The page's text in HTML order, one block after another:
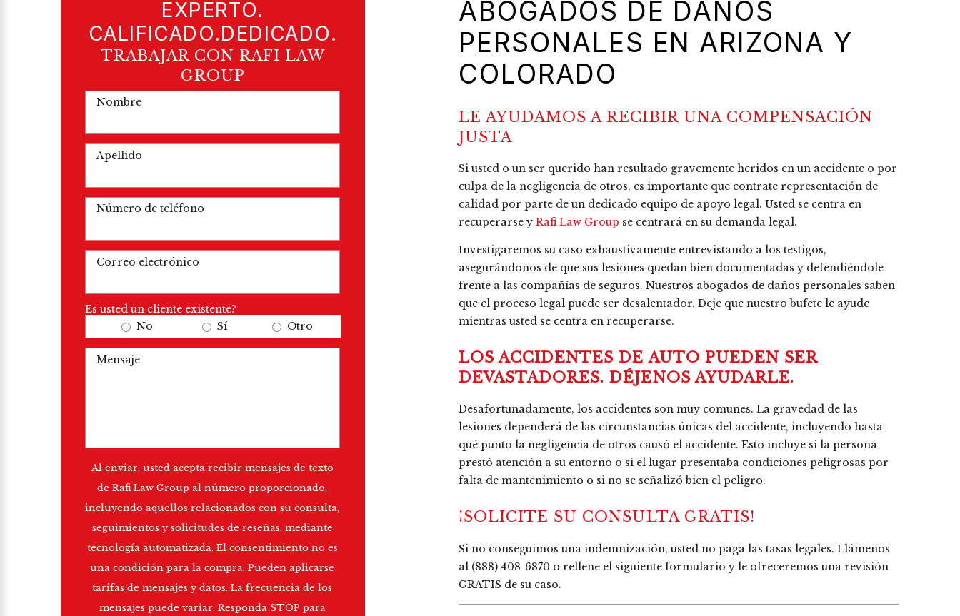
ABOGADOS DE DAÑOS
PERSONALES EN ARIZONA Y
COLORADO
LE AYUDAMOS A RECIBIR UNA COMPENSACIÓN
JUSTA
Si usted o un ser querido han resultado gravemente heridos en un accidente o por
culpa de la negligencia de otros, es importante que contrate representación de
calidad por parte de un dedicado equipo de apoyo legal. Usted se centra en
recuperarse yRafi Law Group se centrará en su demanda legal.
Investigaremos su caso exhaustivamente entrevistando a los testigos,
asegurándonos de que sus lesiones quedan bien documentadas y defendiéndole
frente a las compañías de seguros. Nuestros abogados de daños personales saben
que el proceso legal puede ser desalentador. Deje que nuestro bufete le ayude
mientras usted se centra en recuperarse.
LOS ACCIDENTES DE AUTO PUEDEN SER
DEVASTADORES. DÉJENOS AYUDARLE.
Desafortunadamente, los accidentes son muy comunes. La gravedad de las
lesiones dependerá de las circunstancias únicas del accidente, incluyendo hasta
qué punto la negligencia de otros causó el accidente. Esto incluye si la persona
prestó atención a su entorno o si el lugar presentaba condiciones peligrosas por
falta de mantenimiento o si no se señalizó bien el peligro.
¡SOLICITE SU CONSULTA GRATIS!
Si no conseguimos una indemnización, usted no paga las tasas legales. Llámenos
al (888) 408-6870 o rellene el siguiente formulario y le ofreceremos una revisión
GRATIS de su caso.
EXPERTO.
CALIFICADO.DEDICADO.
TRABAJAR CON RAFI LAW
GROUP
Nombre
Apellido
Número de teléfono
Correo electrónico
Es usted un cliente existente?
No
Sí Otro
Mensaje
Al enviar, usted acepta recibir mensajes de texto
de Rafi Law Group al número proporcionado,
incluyendo aquellos relacionados con su consulta,
seguimientos y solicitudes de reseñas, mediante
tecnología automatizada. El consentimiento no es
una condición para la compra. Pueden aplicarse
tarifas de mensajes y datos. La frecuencia de los
mensajes puede variar. Responda STOP para